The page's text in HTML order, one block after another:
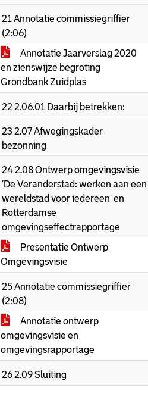
21 Annotatie commissiegriffier
(2:06)
Annotatie Jaarverslag 2020
en zienswijze begroting
Grondbank Zuidplas
22 2.06.01 Daarbij betrekken:
23 2.07 Afwegingskader
bezonning
24 2.08 Ontwerp omgevingsvisie
‘De Veranderstad: werken aan een
wereldstad voor iedereen’ en
Rotterdamse
omgevingseffectrapportage
Presentatie Ontwerp
Omgevingsvisie
25 Annotatie commissiegriffier
(2:08)
Annotatie ontwerp
omgevingsvisie en
omgevingsrapportage
26 2.09 Sluiting